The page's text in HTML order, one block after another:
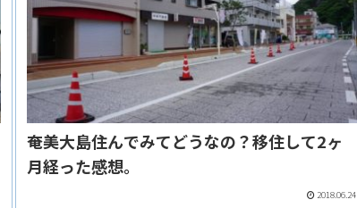
奄美大島住んでみてどうなの？移住して2ヶ
月経った感想。
2018.06.24